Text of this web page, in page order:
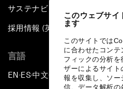
このウェブサ
ます
このサイトでは
に合わせたコンテ
フィックの分析
ザーによるサイト
報を収集し、ソー
信、データ解析の
サステナビリティへの取り組み
採用情報 (英語のみ)
言語
EN ▪ ES▪中文▪ 日本語